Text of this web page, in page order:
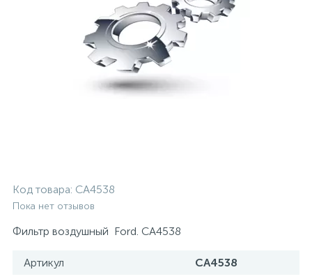
Код товара: CA4538
Пока нет отзывов
Фильтр воздушный Ford. CA4538
Артикул
CA4538